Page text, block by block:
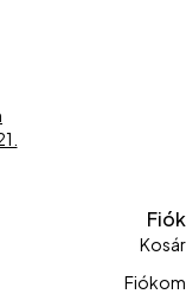
Fiók
Kosár
Fiókom